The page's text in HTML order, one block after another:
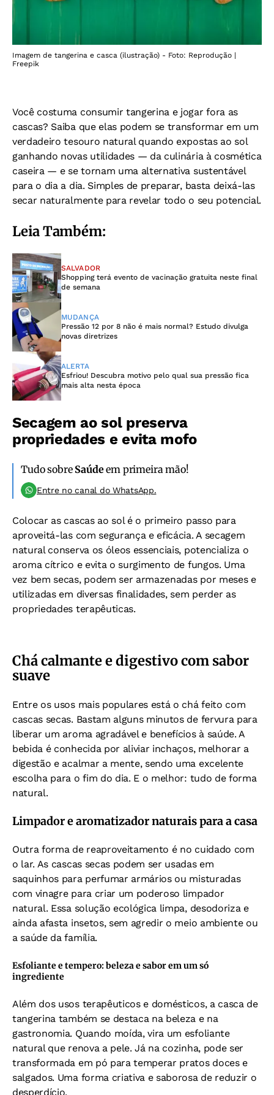
Imagem de tangerina e casca (ilustração) - Foto: Reprodução |
Freepik
Você costuma consumir tangerina e jogar fora as
cascas? Saiba que elas podem se transformar em um
verdadeiro tesouro natural quando expostas ao sol
ganhando novas utilidades — da culinária à cosmética
caseira — e se tornam uma alternativa sustentável
para o dia a dia. Simples de preparar, basta deixá-las
secar naturalmente para revelar todo o seu potencial.
Leia Também:
SALVADOR
Shopping terá evento de vacinação gratuita neste final
de semana
MUDANÇA
Pressão 12 por 8 não é mais normal? Estudo divulga
novas diretrizes
ALERTA
Esfriou! Descubra motivo pelo qual sua pressão fica
mais alta nesta época
Secagem ao sol preserva
propriedades e evita mofo
Tudo sobre Saúdeem primeira mão!
Entre no canal do WhatsApp.
Colocar as cascas ao sol é o primeiro passo para
aproveitá-las com segurança e eficácia. A secagem
natural conserva os óleos essenciais, potencializa o
aroma cítrico e evita o surgimento de fungos. Uma
vez bem secas, podem ser armazenadas por meses e
utilizadas em diversas finalidades, sem perder as
propriedades terapêuticas.
Chá calmante e digestivo com sabor
suave
Entre os usos mais populares está o chá feito com
cascas secas. Bastam alguns minutos de fervura para
liberar um aroma agradável e benefícios à saúde. A
bebida é conhecida por aliviar inchaços, melhorar a
digestão e acalmar a mente, sendo uma excelente
escolha para o fim do dia. E o melhor: tudo de forma
natural.
Limpador e aromatizador naturais para a casa
Outra forma de reaproveitamento é no cuidado com
o lar. As cascas secas podem ser usadas em
saquinhos para perfumar armários ou misturadas
com vinagre para criar um poderoso limpador
natural. Essa solução ecológica limpa, desodoriza e
ainda afasta insetos, sem agredir o meio ambiente ou
a saúde da família.
Esfoliante e tempero: beleza e sabor em um só
ingrediente
Além dos usos terapêuticos e domésticos, a casca de
tangerina também se destaca na beleza e na
gastronomia. Quando moída, vira um esfoliante
natural que renova a pele. Já na cozinha, pode ser
transformada em pó para temperar pratos doces e
salgados. Uma forma criativa e saborosa de reduzir o
desperdício.